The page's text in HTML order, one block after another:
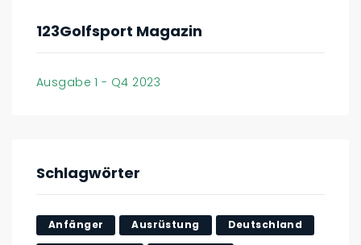
123Golfsport Magazin
Ausgabe 1 - Q4 2023
Schlagwörter
Anfänger Ausrüstung Deutschland